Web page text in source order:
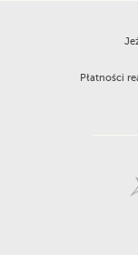
Płatności